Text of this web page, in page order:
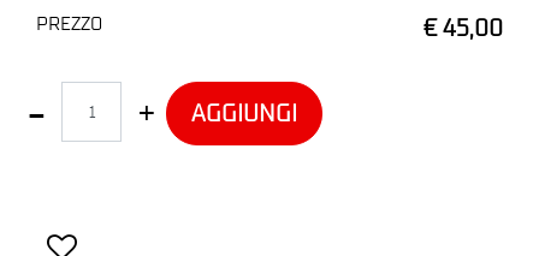
PREZZO € 45,00
AGGIUNGI